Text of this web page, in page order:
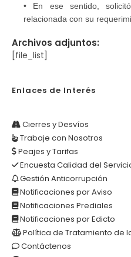
• En ese sentido,
relacionada con su
Archivos adjuntos:
[file_list]
Enlaces de Interés
Cierres y Desvíos
Trabaje con Nosotros
Peajes y Tarifas
Encuesta Calidad del
Gestión Anticorrupción
Notificaciones por Aviso
Notificaciones Prediales
Notificaciones por Edicto
Política de Tratamiento de
Contáctenos